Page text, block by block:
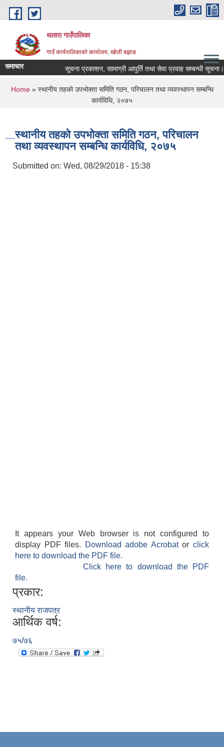
Skip to main content
थलारा गाउँपालिका
गाउँ कार्यपालिकाको कार्यालय, खोली बझाङ
समाचार सूचना प्रकाशन, सामाग्री आपुर्ति तथा सेवा प्रवाह सम्बन्धी सूचना।
You are here
Home» स्थानीय तहको उपभोक्ता समिति गठन, परिचालन तथा व्यवस्थापन सम्बन्धि
कार्यविधि, २०७५
स्थानीय तहको उपभोक्ता समिति गठन, परिचालन
तथा व्यवस्थापन सम्बन्धि कार्यविधि, २०७५
Submitted on: Wed, 08/29/2018 - 15:38
It appears your Web browser is not configured to
display PDF files.
Download adobe Acrobatorclick
here to download the PDF file.
Click here to download the PDF
file.
प्रकार:
स्थानीय राजपत्र
आर्थिक वर्ष:
७५/७६